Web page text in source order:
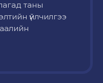
таны
үйлчилгээ